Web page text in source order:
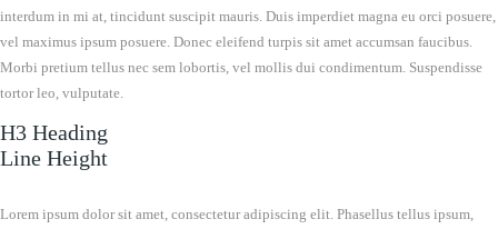
interdum in mi at, tincidunt suscipit mauris. Duis imperdiet magna eu orci posuere,
vel maximus ipsum posuere. Donec eleifend turpis sit amet accumsan faucibus.
Morbi pretium tellus nec sem lobortis, vel mollis dui condimentum. Suspendisse
tortor leo, vulputate.
H3 Heading
Line Height
Lorem ipsum dolor sit amet, consectetur adipiscing elit. Phasellus tellus ipsum,